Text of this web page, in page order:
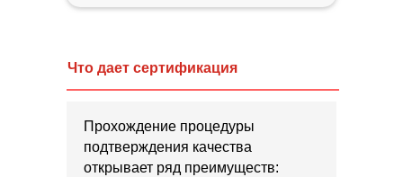
Что дает сертификация
Прохождение процедуры
подтверждения качества
открывает ряд преимуществ: